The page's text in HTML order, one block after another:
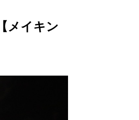
メイキン